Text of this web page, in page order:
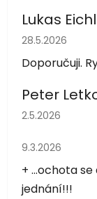
Lukas
Hodnocení
28.5.2026
Doporučuji.
Peter
Hodnocení
2.5.2026
Hodnocení
9.3.2026
+ ...ochota
jednání!!!